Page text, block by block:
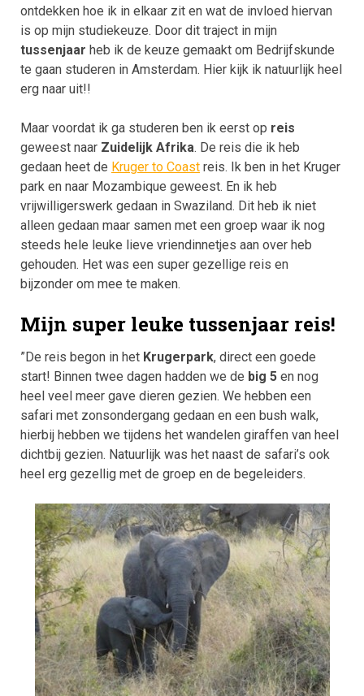
ontdekken hoe ik in elkaar zit en wat de invloed hiervan
is op mijn studiekeuze. Door dit traject in mijn
tussenjaar heb ik de keuze gemaakt om Bedrijfskunde
te gaan studeren in Amsterdam. Hier kijk ik natuurlijk heel
erg naar uit!!
Maar voordat ik ga studeren ben ik eerst op reis
geweest naar Zuidelijk Afrika. De reis die ik heb
gedaan heet de Kruger to Coast reis. Ik ben in het Kruger
park en naar Mozambique geweest. En ik heb
vrijwilligerswerk gedaan in Swaziland. Dit heb ik niet
alleen gedaan maar samen met een groep waar ik nog
steeds hele leuke lieve vriendinnetjes aan over heb
gehouden. Het was een super gezellige reis en
bijzonder om mee te maken.
Mijn super leuke tussenjaar reis!
”De reis begon in het Krugerpark, direct een goede
start! Binnen twee dagen hadden we de big 5 en nog
heel veel meer gave dieren gezien. We hebben een
safari met zonsondergang gedaan en een bush walk,
hierbij hebben we tijdens het wandelen giraffen van heel
dichtbij gezien. Natuurlijk was het naast de safari’s ook
heel erg gezellig met de groep en de begeleiders.